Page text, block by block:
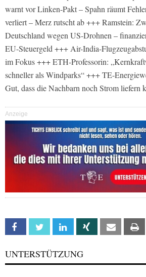
warnt vor Linken-Pakt – Spahn räumt
verliert – Merz rutscht ab +++ Ramstein:
Deutschland wegen US-Drohnen –
EU-Steuergeld +++ Air-India-
im Fokus +++ ETH-Professorin:
schneller als Windparks“ +++ TE-
Gut, dass die Nachbarn noch Strom liefern
Anzeige
Facebook Twitter Linkedin Xing Email
UNTERSTÜTZUNG